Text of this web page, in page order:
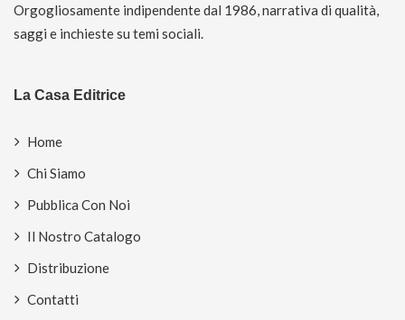
Orgogliosamente indipendente dal 1986, narrativa di qualità,
saggi e inchieste su temi sociali.
La Casa Editrice
Home
Chi Siamo
Pubblica Con Noi
Il Nostro Catalogo
Distribuzione
Contatti